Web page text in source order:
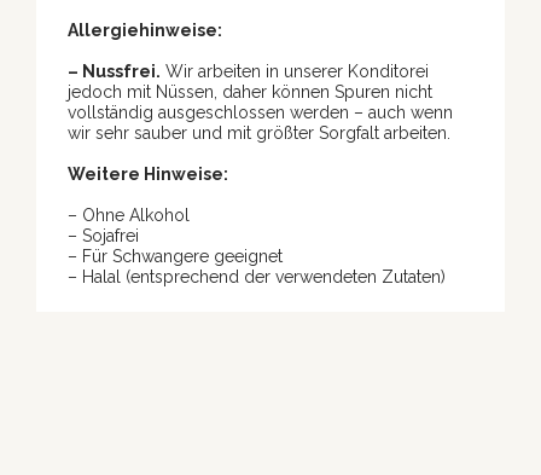
Allergiehinweise:
– Nussfrei. Wir arbeiten in unserer Konditorei
jedoch mit Nüssen, daher können Spuren nicht
vollständig ausgeschlossen werden – auch wenn
wir sehr sauber und mit größter Sorgfalt arbeiten.
Weitere Hinweise:
– Ohne Alkohol
– Sojafrei
– Für Schwangere geeignet
– Halal (entsprechend der verwendeten Zutaten)